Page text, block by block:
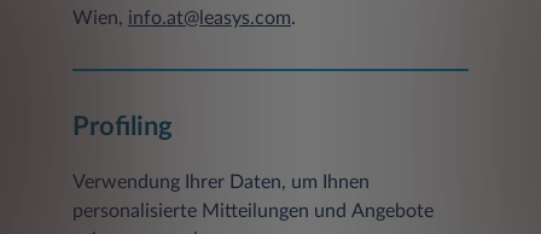
statt.
Möglichkeit zur Eingabe persönlicher oder
geschäftlicher Daten (z.B. E-Mail-Adressen,
Preisgabe dieser Daten seitens des Nutzers auf
ausdrücklich freiwilliger Basis. Für eine
Wien, info.at@leasys.com.
Profiling
Verwendung Ihrer Daten, um Ihnen
personalisierte Mitteilungen und Angebote